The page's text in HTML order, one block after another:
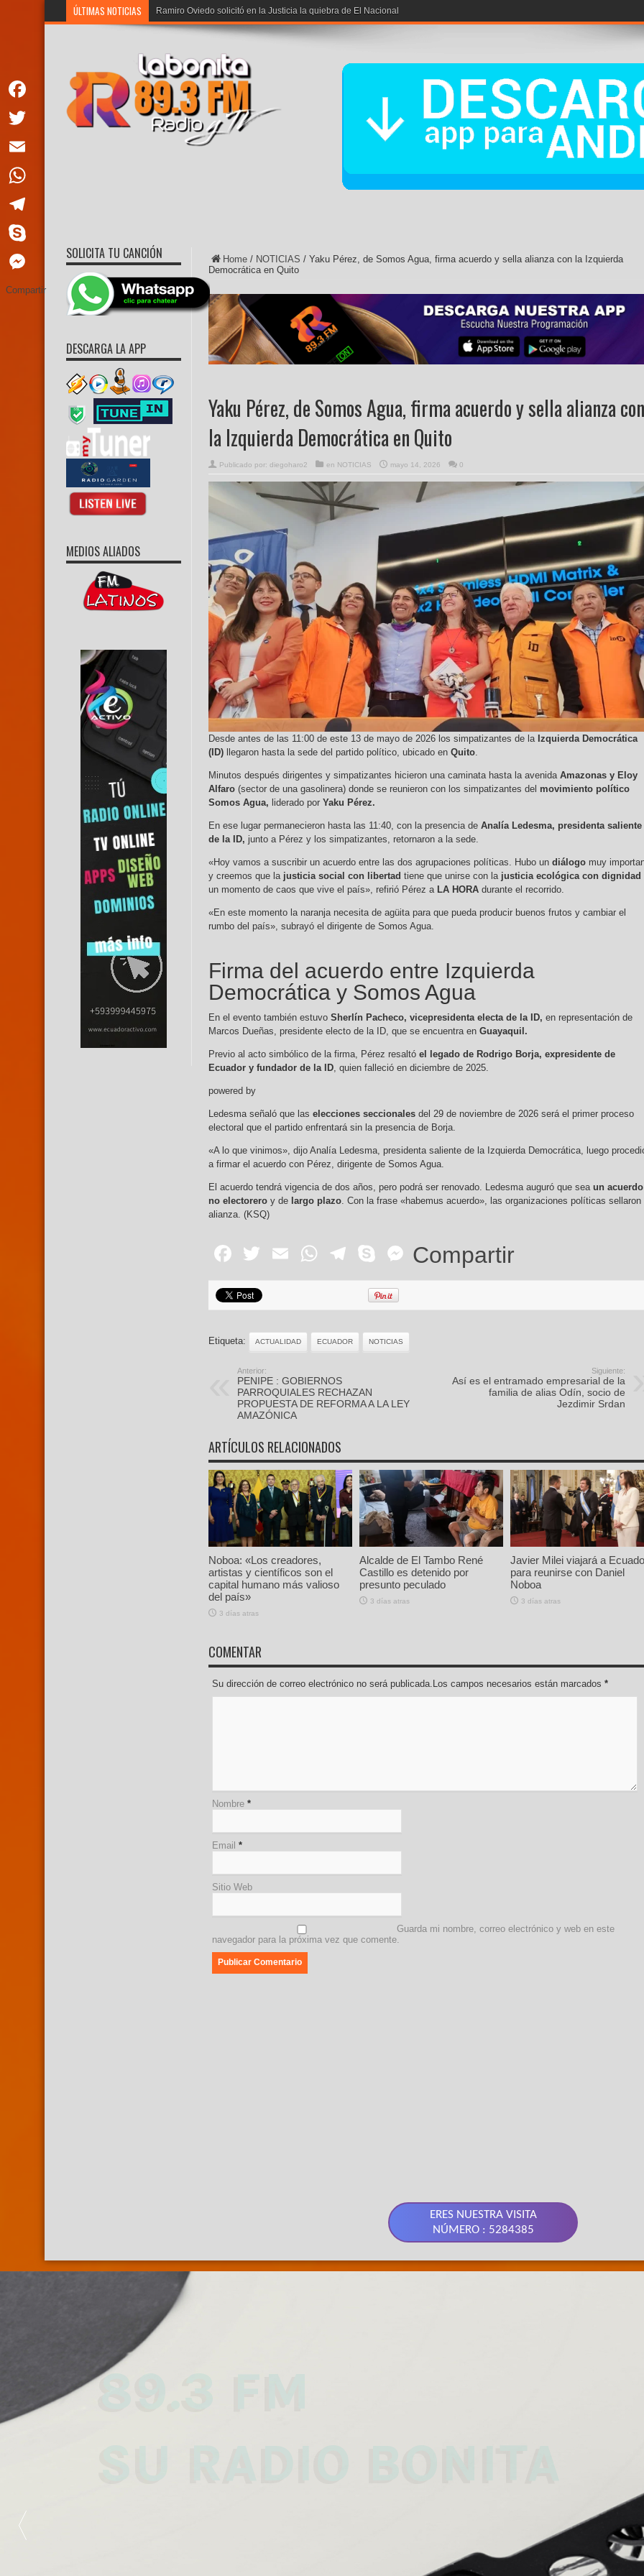
ÚLTIMAS NOTICIAS Ramiro Oviedo solicitó en la Justicia la quiebra de El Nacional
Home / NOTICIAS / Yaku Pérez, de Somos Agua, firma acuerdo y sella alianza con la Izquierda
Democrática en Quito
Yaku Pérez, de Somos Agua, firma acuerdo y sella alianza con
la Izquierda Democrática en Quito
Publicado por: diegoharo2 en NOTICIAS mayo 14, 2026 0
Desde antes de las 11:00 de este 13 de mayo de 2026 los simpatizantes de la Izquierda Democrática
(ID) llegaron hasta la sede del partido político, ubicado en Quito
Minutos después dirigentes y simpatizantes hicieron una caminata hasta la avenida Amazonas y Eloy
Alfaro (sector de una gasolinera) donde se reunieron con los simpatizantes del movimiento político
Somos Agua, liderado por Yaku Pérez.
En ese lugar permanecieron hasta las 11:40, con la presencia de Analía Ledesma, presidenta saliente
de la ID, junto a Pérez y los simpatizantes, retornaron a la sede.
«Hoy vamos a suscribir un acuerdo entre las dos agrupaciones políticas. Hubo un diálogo muy
y creemos que la justicia social con libertad tiene que unirse con la justicia ecológica con dignidad
un momento de caos que vive el país», refirió Pérez a LA HORA durante el recorrido.
«En este momento la naranja necesita de agüita para que pueda producir buenos frutos y cambiar el
rumbo del país», subrayó el dirigente de Somos Agua.
Firma del acuerdo entre Izquierda
Democrática y Somos Agua
En el evento también estuvo Sherlín Pacheco, vicepresidenta electa de la ID, en representación de
Marcos Dueñas, presidente electo de la ID, que se encuentra en Guayaquil.
Previo al acto simbólico de la firma, Pérez resaltó el legado de Rodrigo Borja, expresidente de
Ecuador y fundador de la ID , quien falleció en diciembre de 2025.
powered by
Ledesma señaló que las elecciones seccionales del 29 de noviembre de 2026 será el primer proceso
electoral que el partido enfrentará sin la presencia de Borja.
«A lo que vinimos», dijo Analía Ledesma, presidenta saliente de la Izquierda Democrática, luego
a firmar el acuerdo con Pérez, dirigente de Somos Agua.
El acuerdo tendrá vigencia de dos años, pero podrá ser renovado. Ledesma auguró que sea un acuerdo
no electorero y de largo plazo . Con la frase «habemus acuerdo», las organizaciones políticas sellaron
alianza. (KSQ)
Facebook
Twitter
EmailWhatsApp
Telegram
SkypeMessenger
Compartir
Etiqueta: ACTUALIDAD ECUADOR NOTICIAS
Anterior:
PENIPE : GOBIERNOS
PARROQUIALES RECHAZAN
PROPUESTA DE REFORMA A LA LEY
AMAZÓNICA
Siguiente:
Así es el entramado empresarial de la
familia de alias Odín, socio de
Jezdimir Srdan
ARTÍCULOS RELACIONADOS
Noboa: «Los creadores,
artistas y científicos son el
capital humano más valioso
del país»
3 días atras
Alcalde de El Tambo René
Castillo es detenido por
presunto peculado
3 días atras
Javier Milei viajará a
para reunirse con Daniel
Noboa
3 días atras
COMENTAR
Su dirección de correo electrónico no será publicada.Los campos necesarios están marcados *
Nombre *
Email *
Sitio Web
Guarda mi nombre, correo electrónico y web en este
navegador para la próxima vez que comente.
SOLICITA TU CANCIÓN
DESCARGA LA APP
MEDIOS ALIADOS
ERES NUESTRA VISITA
NÚMERO : 5284385
SU RADIO BONITA
Facebook
Twitter
Email
WhatsApp
Telegram
Skype
Messenger
Compartir